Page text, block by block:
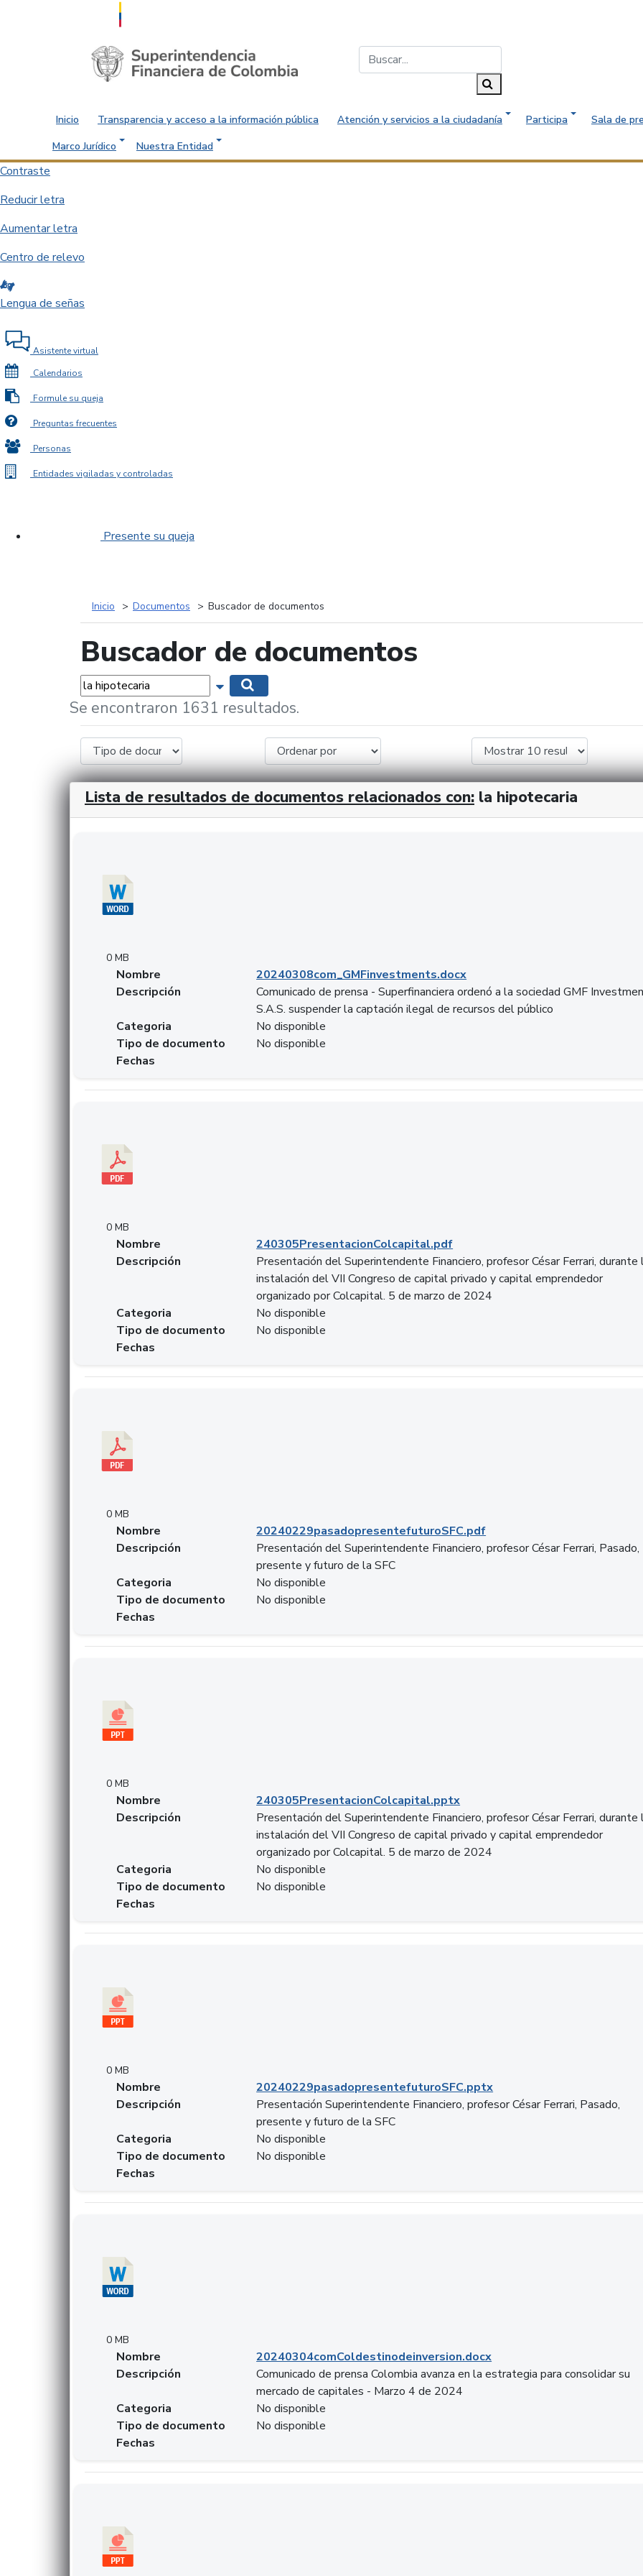
Saltar al contenido principal
Inicio Transparencia y acceso a la información pública Atención y servicios a la ciudadanía Participa
Sala de
Marco Jurídico
Nuestra Entidad
Contraste
Reducir letra
Aumentar letra
Centro de relevo
Lengua de señas
Asistente virtual
Calendarios
Formule su queja
Preguntas frecuentes
Personas
Entidades vigiladas y controladas
Presente su queja
Inicio Documentos Buscador de documentos
Buscador de documentos
Palabras... Mostrar opciones de búsqueda
Se encontraron 1631 resultados.
Lista de resultados de documentos relacionados con: la hipotecaria
0 MB
Nombre
20240308com_GMFinvestments.docx
Descripción
Comunicado de prensa - Superfinanciera ordenó a la sociedad GMF
S.A.S. suspender la captación ilegal de recursos del público
Categoria
No disponible
Tipo de documento
No disponible
Fechas
0 MB
Nombre
240305PresentacionColcapital.pdf
Descripción
Presentación del Superintendente Financiero, profesor César Ferrari, durante
instalación del VII Congreso de capital privado y capital emprendedor
organizado por Colcapital. 5 de marzo de 2024
Categoria
No disponible
Tipo de documento
No disponible
Fechas
0 MB
Nombre
20240229pasadopresentefuturoSFC.pdf
Descripción
Presentación del Superintendente Financiero, profesor César Ferrari, Pasado,
presente y futuro de la SFC
Categoria
No disponible
Tipo de documento
No disponible
Fechas
0 MB
Nombre
240305PresentacionColcapital.pptx
Descripción
Presentación del Superintendente Financiero, profesor César Ferrari, durante
instalación del VII Congreso de capital privado y capital emprendedor
organizado por Colcapital. 5 de marzo de 2024
Categoria
No disponible
Tipo de documento
No disponible
Fechas
0 MB
Nombre
20240229pasadopresentefuturoSFC.pptx
Descripción
Presentación Superintendente Financiero, profesor César Ferrari, Pasado,
presente y futuro de la SFC
Categoria
No disponible
Tipo de documento
No disponible
Fechas
0 MB
Nombre
20240304comColdestinodeinversion.docx
Descripción
Comunicado de prensa Colombia avanza en la estrategia para consolidar su
mercado de capitales - Marzo 4 de 2024
Categoria
No disponible
Tipo de documento
No disponible
Fechas